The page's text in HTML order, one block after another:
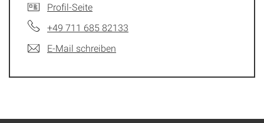
Profil-Seite
+49 711 685 82133
E-Mail schreiben